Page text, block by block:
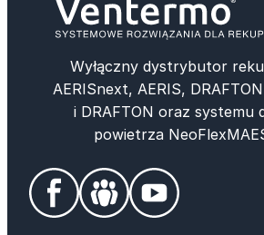
Wyłączny dystrybutor
AERISnext, AERIS,
i DRAFTON oraz systemu
powietrza